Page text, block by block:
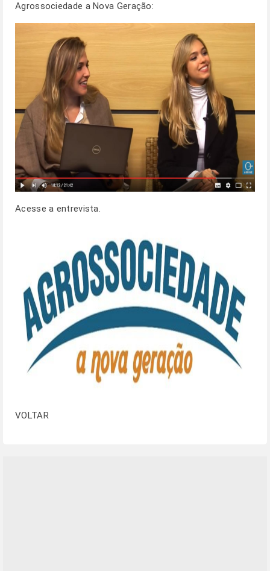
Agrossociedade a Nova Geração:
Acesse a entrevista.
VOLTAR